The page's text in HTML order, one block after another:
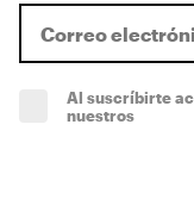
Al suscríbirte
nuestros